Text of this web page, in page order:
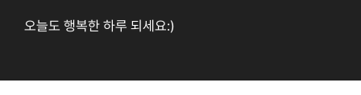
오늘도 행복한 하루 되세요:)